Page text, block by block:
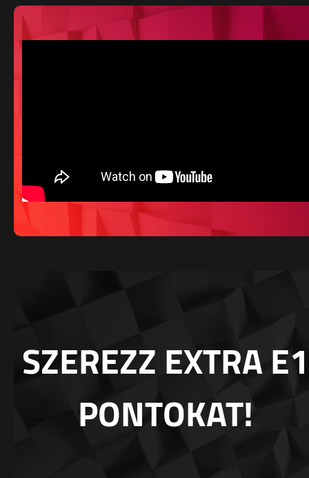
SZEREZZ EXTRA E1
PONTOKAT!